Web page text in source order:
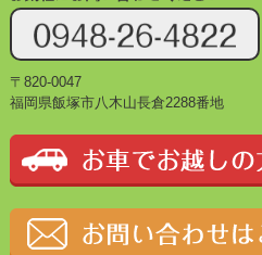
〒820-0047
福岡県飯塚市八木山長倉2288番地